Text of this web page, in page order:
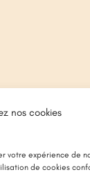
nos cookies
votre expérience de
de cookies